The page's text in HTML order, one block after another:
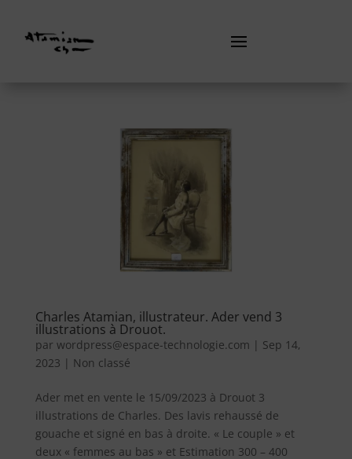
Charles Atamian, illustrateur. Ader vend 3
illustrations à Drouot.
par wordpress@espace-technologie.com | Sep 14,
2023 | Non classé
Ader met en vente le 15/09/2023 à Drouot 3
illustrations de Charles. Des lavis rehaussé de
gouache et signé en bas à droite. « Le couple » et
deux « femmes au bas » et Estimation 300 – 400